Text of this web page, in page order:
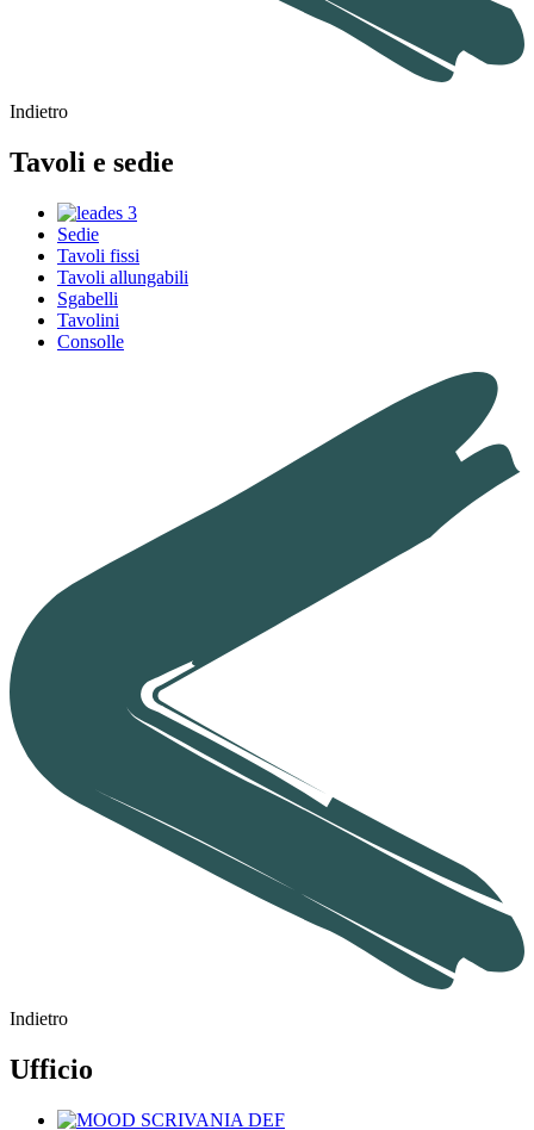
Indietro
Tavoli e sedie
Sedie
Tavoli fissi
Tavoli allungabili
Sgabelli
Tavolini
Consolle
Indietro
Ufficio